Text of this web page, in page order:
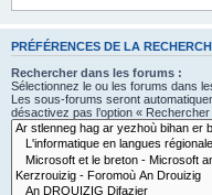
PRÉFÉRENCES DE LA
Rechercher dans les forums :
Sélectionnez le ou les forums dans
Les sous-forums seront
désactivez pas l’option «